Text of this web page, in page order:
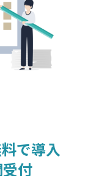
で導入
付